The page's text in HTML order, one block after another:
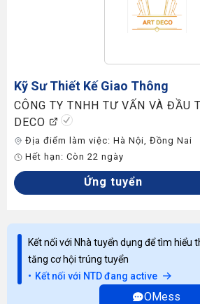
Kỹ Sư Thiết KếGiao Thông
CÔNG TY TNHH TƯ VẤN VÀ ĐẦU
DECO
Địa điểm làm việc: Hà Nội, Đồng Nai
Hết hạn: Còn 22 ngày
Ứng tuyển
Kết nối với Nhà tuyển dụng để tìm hiểu
tăng cơ hội trúng tuyển
Kết nối với NTD đang active
OMess